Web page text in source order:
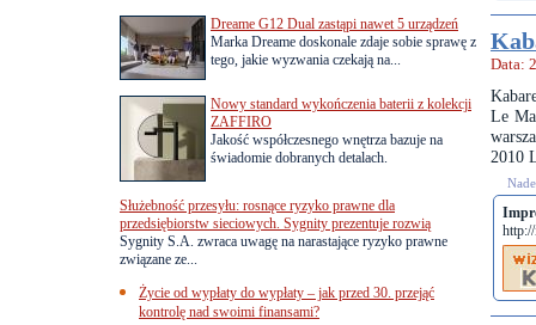
Data:
Le
2010
Dreame G12 Dual zastąpi nawet 5 urządzeń
Marka Dreame doskonale zdaje sobie sprawę z
tego, jakie wyzwania czekają na...
Nowy standard wykończenia baterii z kolekcji
ZAFFIRO
Jakość współczesnego wnętrza bazuje na
świadomie dobranych detalach.
Służebność przesyłu: rosnące ryzyko prawne dla
przedsiębiorstw sieciowych. Sygnity prezentuje rozwią
Sygnity S.A. zwraca uwagę na narastające ryzyko prawne
związane ze...
Życie od wypłaty do wypłaty – jak przed 30. przejąć
kontrolę nad swoimi finansami?